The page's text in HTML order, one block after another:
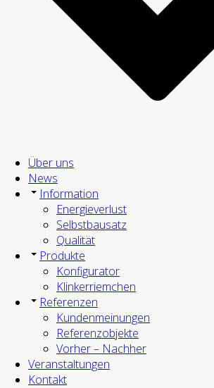
Über uns
News
Information
Energieverlust
Selbstbausatz
Qualität
Produkte
Konfigurator
Klinkerriemchen
Referenzen
Kundenmeinungen
Referenzobjekte
Vorher – Nachher
Veranstaltungen
Kontakt